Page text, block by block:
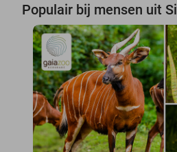
Populair bij mensen uit